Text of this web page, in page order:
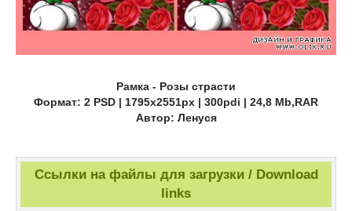
Рамка - Розы страсти
Формат: 2 PSD | 1795x2551px | 300pdi | 24,8 Mb,RAR
Автор: Ленуся
Ссылки на файлы для загрузки / Download
links